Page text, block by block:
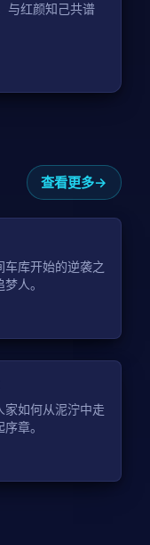
与红颜知己共谱
查看更多
45:48
车库开始的逆袭之
人。
44:09
家如何从泥泞中走
章。